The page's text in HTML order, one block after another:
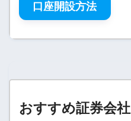
口座開設方法
おすすめ証券会社